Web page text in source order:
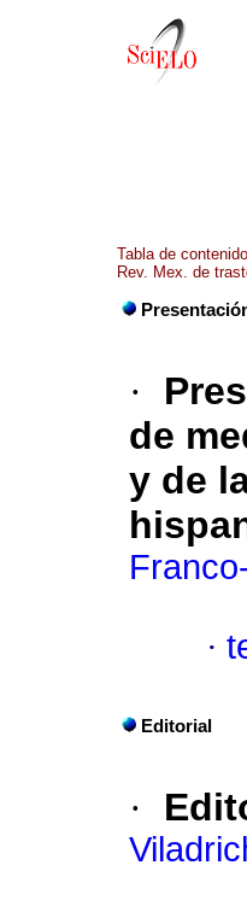
Tabla de contenido
Rev. Mex. de
·
de
y de
·
Editorial
·